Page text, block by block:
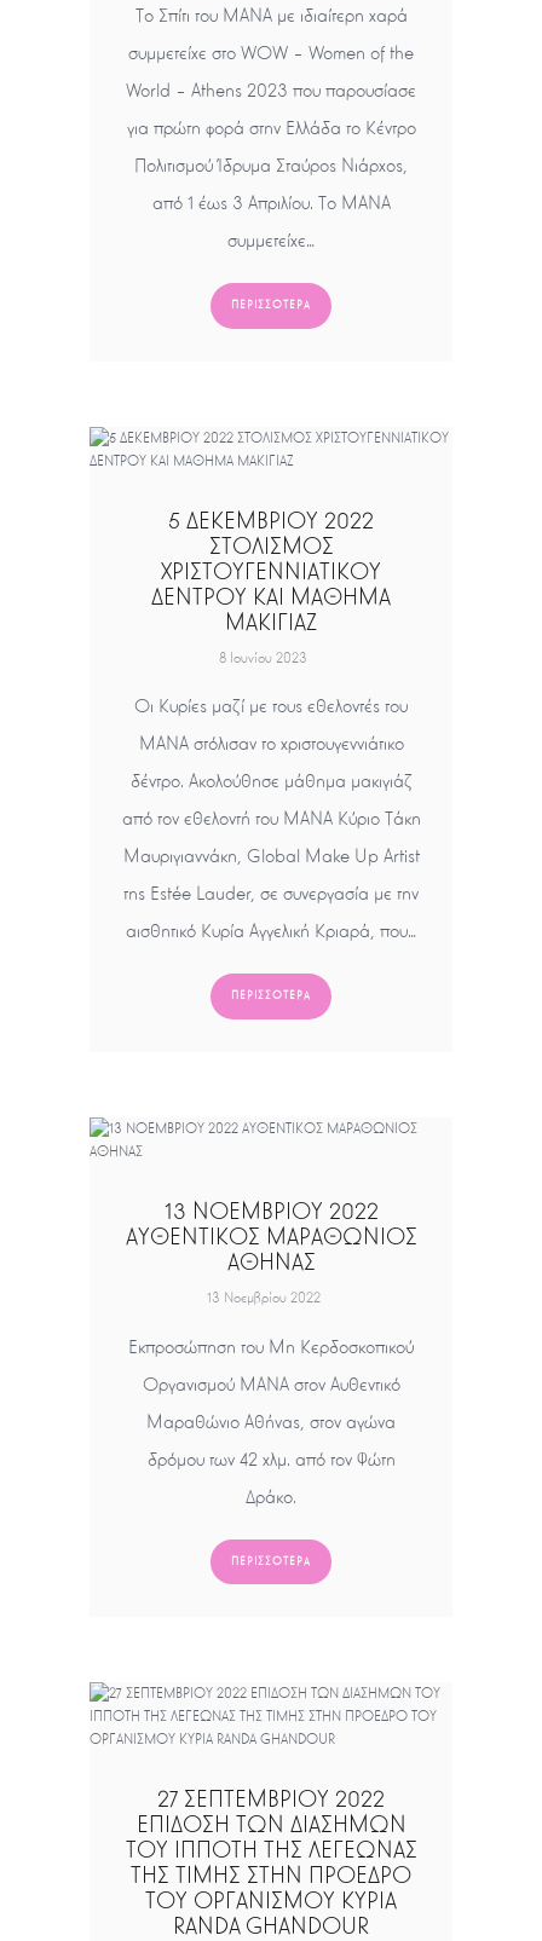
Το Σπίτι του ΜΑΝΑ με ιδιαίτερη χαρά
συμμετείχε στο WOW – Women of the
World – Athens 2023 που παρουσίασε
για πρώτη φορά στην Ελλάδα το Κέντρο
Πολιτισμού Ίδρυμα Σταύρος Νιάρχος,
από 1 έως 3 Απριλίου. Το ΜΑΝΑ
συμμετείχε…
ΠΕΡΙΣΣΌΤΕΡΑ
5 ΔΕΚΕΜΒΡΙΟΥ 2022
ΣΤΟΛΙΣΜΟΣ
ΧΡΙΣΤΟΥΓΕΝΝΙΑΤΙΚΟΥ
ΔΕΝΤΡΟΥ ΚΑΙ ΜΑΘΗΜΑ
ΜΑΚΙΓΙΑΖ
8 Ιουνίου 2023
Οι Κυρίες μαζί με τους εθελοντές του
ΜΑΝΑ στόλισαν το χριστουγεννιάτικο
δέντρο. Ακολούθησε μάθημα μακιγιάζ
από τον εθελοντή του ΜΑΝΑ Κύριο Τάκη
Μαυριγιαννάκη, Global Make Up Artist
της Estée Lauder, σε συνεργασία με την
αισθητικό Κυρία Αγγελική Κριαρά, που…
ΠΕΡΙΣΣΌΤΕΡΑ
13 ΝΟΕΜΒΡΙΟΥ 2022
ΑΥΘΕΝΤΙΚΟΣ ΜΑΡΑΘΩΝΙΟΣ
ΑΘΗΝΑΣ
13 Νοεμβρίου 2022
Εκπροσώπηση του Μη Κερδοσκοπικού
Οργανισμού ΜΑΝΑ στον Αυθεντικό
Μαραθώνιο Αθήνας, στον αγώνα
δρόμου των 42 χλμ. από τον Φώτη
Δράκο.
ΠΕΡΙΣΣΌΤΕΡΑ
27 ΣΕΠΤΕΜΒΡΙΟΥ 2022
ΕΠΙΔΟΣΗ ΤΩΝ ΔΙΑΣΗΜΩΝ
ΤΟΥ ΙΠΠΟΤΗ ΤΗΣ ΛΕΓΕΩΝΑΣ
ΤΗΣ ΤΙΜΗΣ ΣΤΗΝ ΠΡΟΕΔΡΟ
ΤΟΥ ΟΡΓΑΝΙΣΜΟΥ ΚΥΡΙΑ
RANDA GHANDOUR